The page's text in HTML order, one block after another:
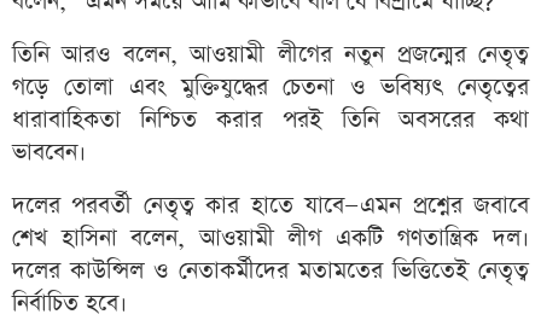
তিনি আরও বলেন, আওয়ামী লীগের নতুন প্রজন্মের নেতৃত্ব
গড়ে তোলা এবং মুক্তিযুদ্ধের চেতনা ও ভবিষ্যৎ নেতৃত্বের
ধারাবাহিকতা নিশ্চিত করার পরই তিনি অবসরের কথা
ভাববেন।
দলের পরবর্তী নেতৃত্ব কার হাতে যাবে—এমন প্রশ্নের জবাবে
শেখ হাসিনা বলেন, আওয়ামী লীগ একটি গণতান্ত্রিক দল।
দলের কাউন্সিল ও নেতাকর্মীদের মতামতের ভিত্তিতেই নেতৃত্ব
নির্বাচিত হবে।